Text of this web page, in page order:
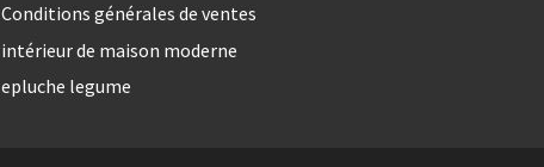
Conditions générales de ventes
intérieur de maison moderne
epluche legume